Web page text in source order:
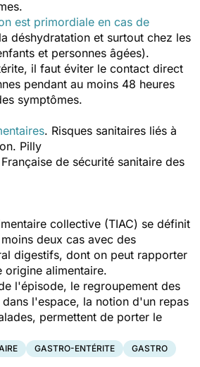
est primordiale en cas de
déshydratation et surtout chez les
et personnes âgées).
il faut éviter le contact direct
pendant au moins 48 heures
symptômes.
. Risques sanitaires liés à
Pilly
de sécurité sanitaire des
collective (TIAC) se définit
deux cas avec des
digestifs, dont on peut rapporter
origine alimentaire.
l'épisode, le regroupement des
l'espace, la notion d'un repas
permettent de porter le
GASTRO-ENTÉRITE
GASTRO